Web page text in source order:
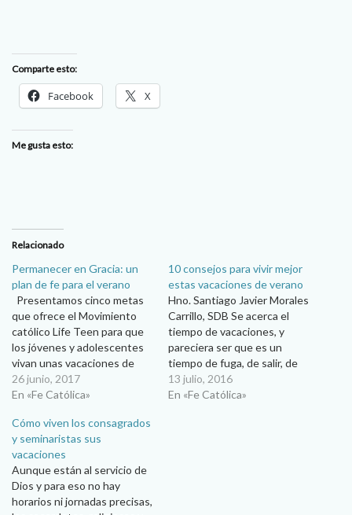
Comparte esto:
Facebook X
Me gusta esto:
Relacionado
Permanecer en Gracia: un
plan de fe para el verano
Presentamos cinco metas
que ofrece el Movimiento
católico Life Teen para que
los jóvenes y adolescentes
vivan unas vacaciones de
verano en conexión con
Dios… Faith Noah/ Lifeteen
vacaciones de verano han
comenzado. Tal vez esto
significa que Netflix será tu
mejor…
26 junio, 2017
En «Fe Católica»
10 consejos para vivir mejor
estas vacaciones de verano
Hno. Santiago Javier Morales
Carrillo, SDB Se acerca el
tiempo de vacaciones, y
pareciera ser que es un
tiempo de fuga, de salir, de
olvidarme de los demás y
hasta de mí mismo. Pero salir
13 julio, 2016
En «Fe Católica»
Cómo viven los consagrados
y seminaristas sus
vacaciones
Aunque están al servicio de
Dios y para eso no hay
horarios ni jornadas precisas,